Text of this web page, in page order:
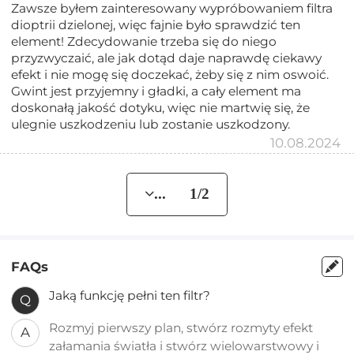
Zawsze byłem zainteresowany wypróbowaniem filtra
dioptrii dzielonej, więc fajnie było sprawdzić ten
element! Zdecydowanie trzeba się do niego
przyzwyczaić, ale jak dotąd daje naprawdę ciekawy
efekt i nie mogę się doczekać, żeby się z nim oswoić.
Gwint jest przyjemny i gładki, a cały element ma
doskonałą jakość dotyku, więc nie martwię się, że
ulegnie uszkodzeniu lub zostanie uszkodzony.
10.08.2024
... 1/2
FAQs
Q Jaką funkcję pełni ten filtr?
A
Rozmyj pierwszy plan, stwórz rozmyty efekt
załamania światła i stwórz wielowarstwowy i